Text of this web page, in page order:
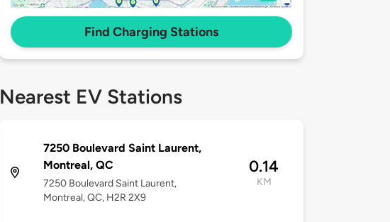
Find Charging Stations
Nearest EV Stations
7250 Boulevard Saint Laurent,
Montreal, QC
7250 Boulevard Saint Laurent,
Montreal, QC, H2R 2X9
0.14
KM